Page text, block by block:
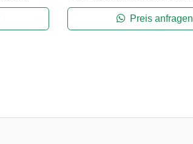
Preis anfragen